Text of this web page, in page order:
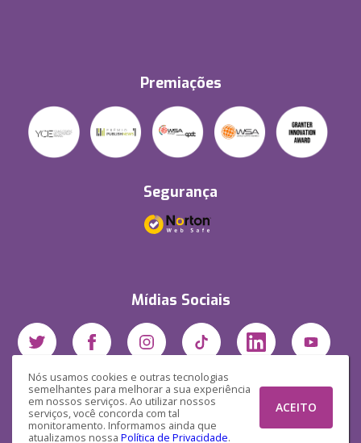
Nós usamos cookies e outras tecnologias
semelhantes para melhorar a sua experiência
em nossos serviços. Ao utilizar nossos
serviços, você concorda com tal
monitoramento. Informamos ainda que
atualizamos nossa Política de Privacidade.
ACEITO
Premiações
Segurança
Mídias Sociais